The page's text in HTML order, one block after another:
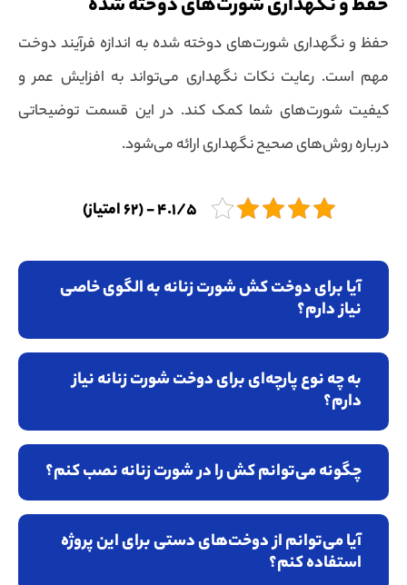
حفظ و نگهداری شورت‌های دوخته شده به اندازه فرآیند دوخت
مهم است. رعایت نکات نگهداری می‌تواند به افزایش عمر و
کیفیت شورت‌های شما کمک کند. در این قسمت توضیحاتی
درباره روش‌های صحیح نگهداری ارائه می‌شود.
4.1/5 - (62 امتیاز)
آیا برای دوخت کش شورت زنانه به الگوی خاصی
نیاز دارم؟
به چه نوع پارچه‌ای برای دوخت شورت زنانه نیاز
دارم؟
چگونه می‌توانم کش را در شورت زنانه نصب کنم؟
آیا می‌توانم از دوخت‌های دستی برای این پروژه
استفاده کنم؟